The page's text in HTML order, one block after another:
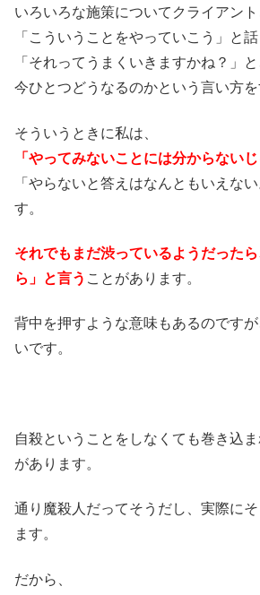
いろいろな施策についてクライアント
「こういうことをやっていこう」と話
「それってうまくいきますかね？」と
今ひとつどうなるのかという言い方を
そういうときに私は、
「やってみないことには分からないじ
「やらないと答えはなんともいえな
す。
それでもまだ渋っているようだった
ら」と言う ことがあります。
背中を押すような意味もあるのです
いです。
自殺ということをしなくても巻き込
があります。
通り魔殺人だってそうだし、実際に
ます。
だから、